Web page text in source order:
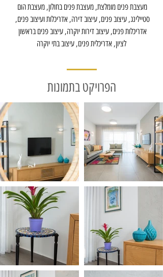
הפרויקט בתמונות
מעצבת פנים מומלצת, מעצבת פנים בחולון, מעצבת הום
סטיילינג, עיצוב פנים, עיצוב דירה, אדריכלות ועיצוב פנים,
אדריכלות פנים, עיצוב דירות יוקרה, עיצוב פנים בראשון
לציון, אדריכלית פנים, עיצוב בתי יוקרה